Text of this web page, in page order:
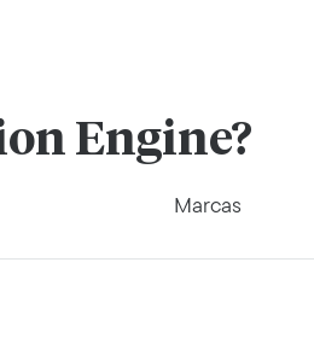
Engine?
Marcas